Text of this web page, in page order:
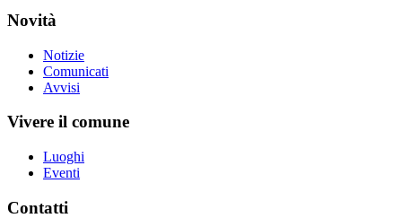
Novità
Notizie
Comunicati
Avvisi
Vivere il comune
Luoghi
Eventi
Contatti